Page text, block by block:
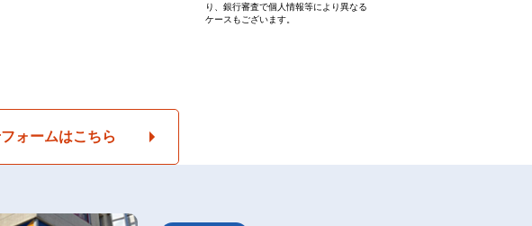
ォームはこちら
り、銀行審査で個人情報等により異なる
ケースもございます。